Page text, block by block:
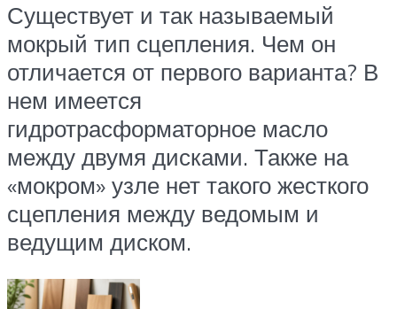
Существует и так называемый
мокрый тип сцепления. Чем он
отличается от первого варианта? В
нем имеется
гидротрасформаторное масло
между двумя дисками. Также на
«мокром» узле нет такого жесткого
сцепления между ведомым и
ведущим диском.